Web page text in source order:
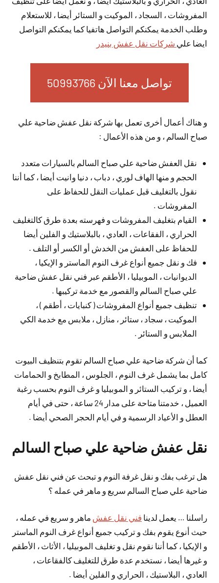
المفروشات ، السجاد ، الموكيت و الستائر أيضا ، للاستعلام
وطلب الخدمة يمكنكم التواصل هاتفيا كما يمكنكم التواصل
ايضا علي شركات نقل عفش بنيدر
تواصل معنا الآن 50993766
و هناك أعمال أخرى تعمل بها شركة نقل عفش ضاحية علي
صباح السالم ، و من هذه الأعمال :
نقل العفش ضاحية علي صباح السالم بالسيارات متعدد
الحجم و منها الهاف لوري ، دباب ، دنيا وانيت أيضا ، كما أننا
نقول بالتغليف قبل عمليات النقل للحفاظ على
المفروشات .
القيام بتغليف المفروشات و فهرسته بعدة طرق كالتغليف
الحراري ، الفقاعات ، العادي ، بالبلاستيك و الفلين أيضا
للحفاظ على العفش من الخدش أو الكسر أو التلف .
فك و نقل جميع أنواع غرف النوم الماستر و الإيكيا ،
الديوانيات ، الموبيليا ، الأطقم عبر فني نقل عفش ضاحية
علي صباح السالم والقصور مع خدمة تركيبها .
تنظيف جميع أنواع المفروشات ( كنبايات ، أطقم ) ،
الموكيت ، سجاد ، ستائر ، منازل ، ملابس مع خدمة الكي
الملابس و الستائر .
كما أن شركة ضاحية علي صباح السالم تقوم بتنظيف البيوت
كامل بما يشمل غرف النوم ، الجلوس ، المطابخ و الحمامات
أيضا ، و تركيب الستائر و الموبيليا و غرف النوم بحسب رغبة
العميل ، خدمتنا متاحة على مدار 24 ساعة ، حتى في أيام
العطل و الأعياد الرسمية و في أيام الحجر الصحي أيضا .
نقل عفش ضاحية علي صباح السالم
هل ترغب بفك و نقل غرفة النوم و تبحث عن فني نقل عفش
ضاحية علي صباح السالم سريع و ماهر في عمله ؟
راسلنا … يعمل لدينا فني نقل عفش ماهر و سريع في عمله ،
حيث أنوع يقوم بفك و تركيب جميع أنواع غرف النوم الماستر
و الإيكيا ، كما أننا نقوم نقل و تغليف الموبيليا ، الأثاث ، الأطقم
و غيرها أيضا ، نستخدم عدة طرق للتغليف كالفقاعات ،
العادي ، البلاستيك ، الحراري و الفلين أيضا .